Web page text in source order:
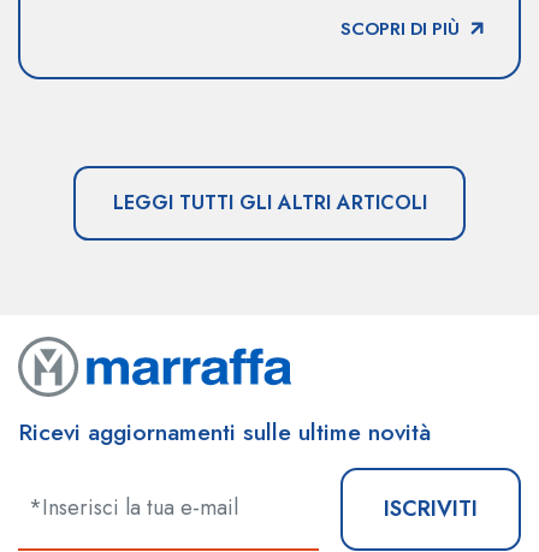
SCOPRI DI PIÙ
LEGGI TUTTI GLI ALTRI ARTICOLI
Ricevi aggiornamenti sulle ultime novità
ISCRIVITI